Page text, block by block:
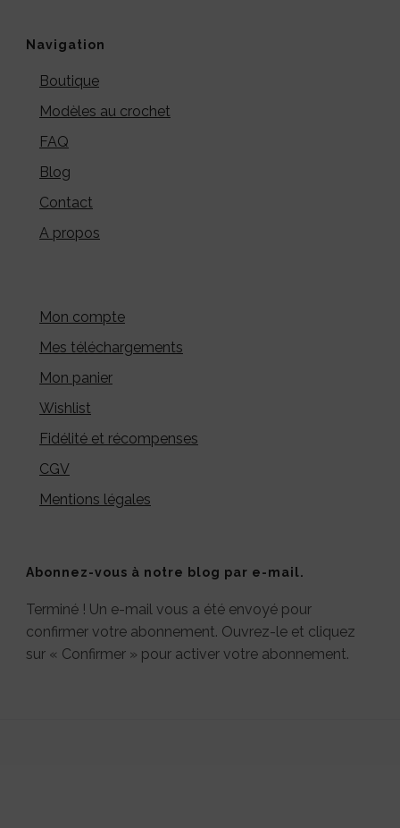
Navigation
Boutique
Modèles au crochet
FAQ
Blog
Contact
A propos
Mon compte
Mes téléchargements
Mon panier
Wishlist
Fidélité et récompenses
CGV
Mentions légales
Abonnez-vous à notre blog par e-mail.
Terminé ! Un e-mail vous a été envoyé pour
confirmer votre abonnement. Ouvrez-le et cliquez
sur « Confirmer » pour activer votre abonnement.